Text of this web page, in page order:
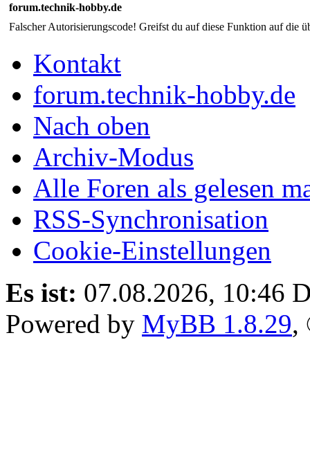
forum.technik-hobby.de
Falscher Autorisierungscode! Greifst du auf diese Funktion auf die
Kontakt
forum.technik-hobby.de
Nach oben
Archiv-Modus
Alle Foren als gelesen
RSS-Synchronisation
Cookie-Einstellungen
Es ist: 07.08.2026, 10:46
Powered by MyBB 1.8.29,